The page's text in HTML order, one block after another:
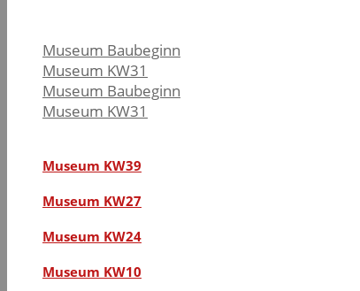
Museum Baubeginn
Museum KW31
Museum Baubeginn
Museum KW31
Museum KW39
Museum KW27
Museum KW24
Museum KW10